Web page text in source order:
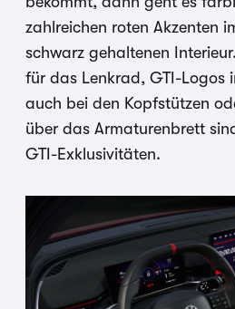
zahlreichen roten Akzenten
schwarz gehaltenen
für das Lenkrad, GTI-Logos
auch bei den Kopfstützen
über das Armaturenbrett
GTI-Exklusivitäten.